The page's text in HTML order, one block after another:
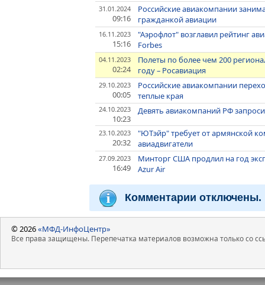
31.01.2024
09:16
Российские авиакомпании
гражданкой авиации
16.11.2023
15:16
"Аэрофлот" возглавил рейтинг
Forbes
04.11.2023
02:24
Полеты по более чем 200
году – Росавиация
29.10.2023
00:05
Российские авиакомпании
теплые края
24.10.2023
10:23
Девять авиакомпаний РФ
23.10.2023
20:32
"ЮТэйр" требует от армянской
авиадвигатели
27.09.2023
16:49
Минторг США продлил на год
Azur Air
Комментарии отключены.
© 2026«МФД-ИнфоЦентр»
Все права защищены. Перепечатка материалов возможна только со